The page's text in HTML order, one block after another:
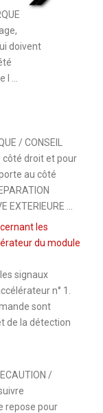
doivent
...
/ CONSEIL
côté droit et pour
au côté
...
les
du module
les signaux
n° 1.
sont
de la détection
/
repose pour